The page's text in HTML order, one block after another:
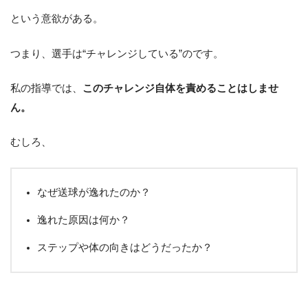
という意欲がある。
つまり、選手は“チャレンジしている”のです。
私の指導では、 このチャレンジ自体を責めることはしませ
ん。
むしろ、
なぜ送球が逸れたのか？
逸れた原因は何か？
ステップや体の向きはどうだったか？